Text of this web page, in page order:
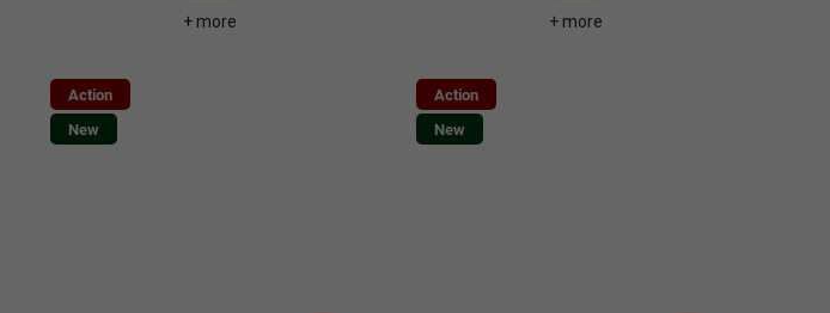
+ more + more
Action
New
Action
New